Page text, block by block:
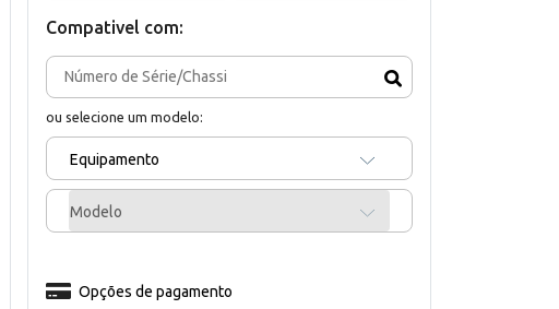
Compativel com:
ou selecione um modelo:
Equipamento
Modelo
Opções de pagamento